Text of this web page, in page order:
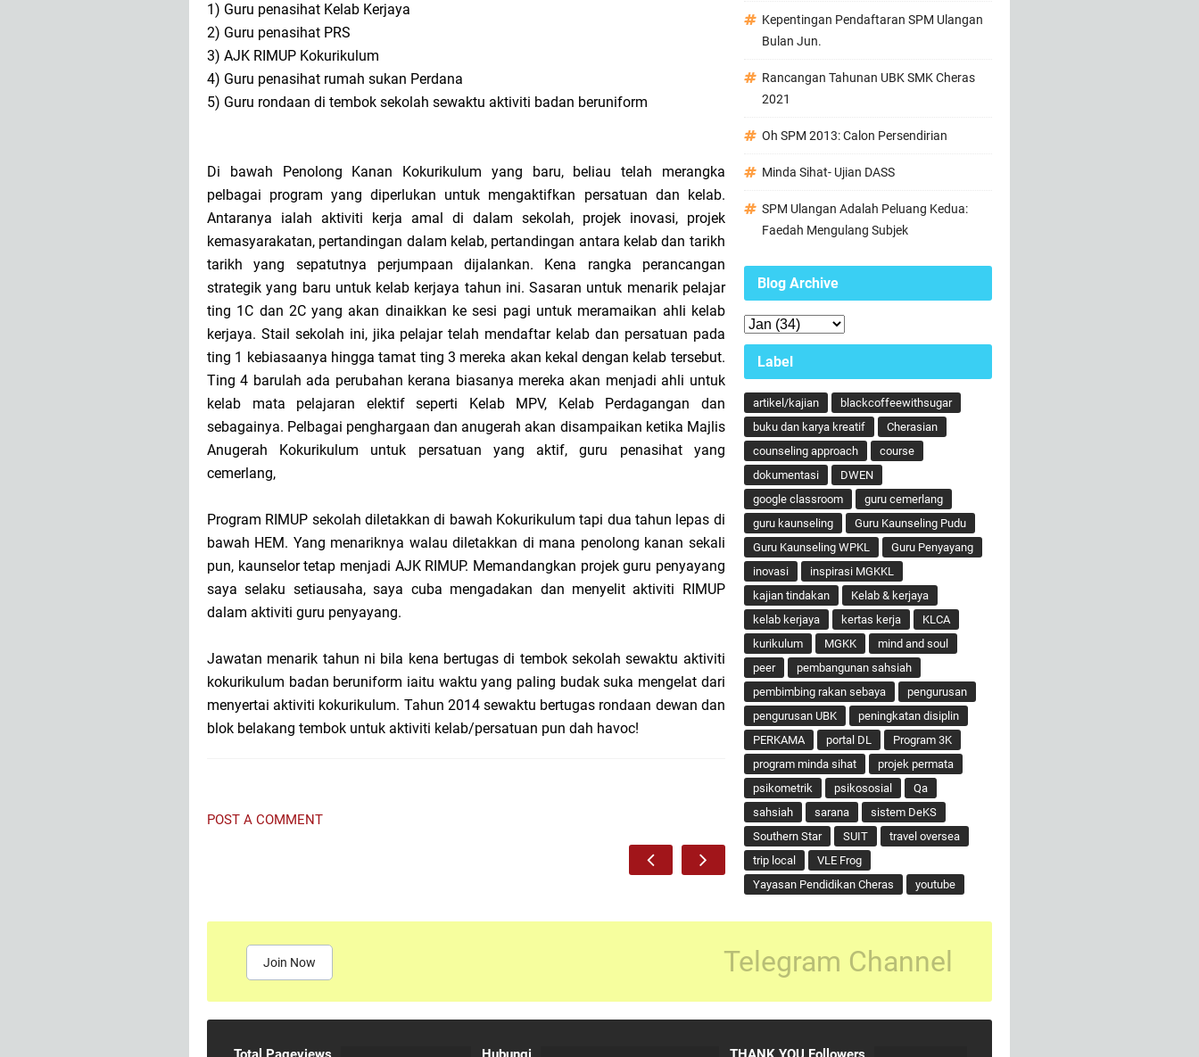
1) Guru penasihat Kelab Kerjaya
2) Guru penasihat PRS
3) AJK RIMUP Kokurikulum
4) Guru penasihat rumah sukan Perdana
5) Guru rondaan di tembok sekolah sewaktu aktiviti badan beruniform
Di bawah Penolong Kanan Kokurikulum yang baru, beliau telah merangka
pelbagai program yang diperlukan untuk mengaktifkan persatuan dan kelab.
Antaranya ialah aktiviti kerja amal di dalam sekolah, projek inovasi, projek
kemasyarakatan, pertandingan dalam kelab, pertandingan antara kelab dan tarikh
tarikh yang sepatutnya perjumpaan dijalankan. Kena rangka perancangan
strategik yang baru untuk kelab kerjaya tahun ini. Sasaran untuk menarik pelajar
ting 1C dan 2C yang akan dinaikkan ke sesi pagi untuk meramaikan ahli kelab
kerjaya. Stail sekolah ini, jika pelajar telah mendaftar kelab dan persatuan pada
ting 1 kebiasaanya hingga tamat ting 3 mereka akan kekal dengan kelab tersebut.
Ting 4 barulah ada perubahan kerana biasanya mereka akan menjadi ahli untuk
kelab mata pelajaran elektif seperti Kelab MPV, Kelab Perdagangan dan
sebagainya. Pelbagai penghargaan dan anugerah akan disampaikan ketika Majlis
Anugerah Kokurikulum untuk persatuan yang aktif, guru penasihat yang
cemerlang,
Program RIMUP sekolah diletakkan di bawah Kokurikulum tapi dua tahun lepas di
bawah HEM. Yang menariknya walau diletakkan di mana penolong kanan sekali
pun, kaunselor tetap menjadi AJK RIMUP. Memandangkan projek guru penyayang
saya selaku setiausaha, saya cuba mengadakan dan menyelit aktiviti RIMUP
dalam aktiviti guru penyayang.
Jawatan menarik tahun ni bila kena bertugas di tembok sekolah sewaktu aktiviti
kokurikulum badan beruniform iaitu waktu yang paling budak suka mengelat dari
menyertai aktiviti kokurikulum. Tahun 2014 sewaktu bertugas rondaan dewan dan
blok belakang tembok untuk aktiviti kelab/persatuan pun dah havoc!
POST A COMMENT
Kepentingan Pendaftaran SPM Ulangan
Bulan Jun.
Rancangan Tahunan UBK SMK Cheras
2021
Oh SPM 2013: Calon Persendirian
Minda Sihat- Ujian DASS
SPM Ulangan Adalah Peluang Kedua:
Faedah Mengulang Subjek
Blog Archive
Label
artikel/kajian
blackcoffeewithsugar
buku dan karya kreatif
Cherasian
counseling approach
course
dokumentasi
DWEN
google classroom
guru cemerlang
guru kaunseling
Guru Kaunseling Pudu
Guru Kaunseling WPKL
Guru Penyayang
inovasi
inspirasi MGKKL
kajian tindakan
Kelab & kerjaya
kelab kerjaya
kertas kerja
KLCA
kurikulum
MGKK
mind and soul
peer
pembangunan sahsiah
pembimbing rakan sebaya
pengurusan
pengurusan UBK
peningkatan disiplin
PERKAMA
portal DL
Program 3K
program minda sihat
projek permata
psikometrik
psikososial
Qa
sahsiah
sarana
sistem DeKS
Southern Star
SUIT
travel oversea
trip local
VLE Frog
Yayasan Pendidikan Cheras
youtube
Join Now Telegram Channel